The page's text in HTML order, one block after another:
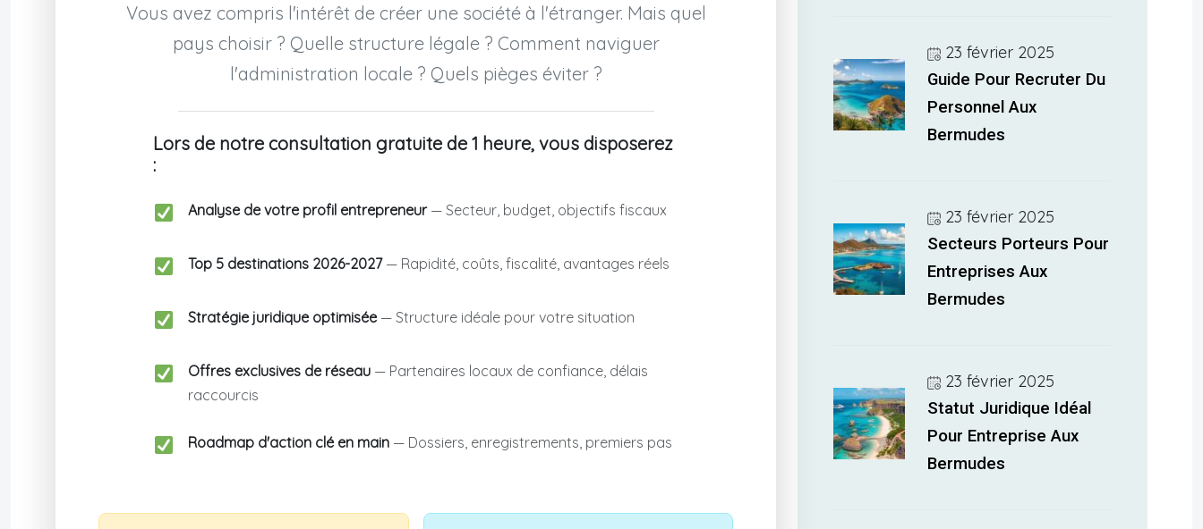
Vous avez compris l'intérêt de créer une société à l'étranger. Mais quel
pays choisir ? Quelle structure légale ? Comment naviguer
l'administration locale ? Quels pièges éviter ?
Lors de notre consultation gratuite de 1 heure, vous disposerez
:
Analyse de votre profil entrepreneur — Secteur, budget, objectifs fiscaux
Top 5 destinations 2026-2027 — Rapidité, coûts, fiscalité, avantages réels
Stratégie juridique optimisée — Structure idéale pour votre situation
Offres exclusives de réseau — Partenaires locaux de confiance, délais
raccourcis
Roadmap d'action clé en main — Dossiers, enregistrements, premiers pas
23 février 2025
Guide Pour Recruter Du
Personnel Aux
Bermudes
23 février 2025
Secteurs Porteurs Pour
Entreprises Aux
Bermudes
23 février 2025
Statut Juridique Idéal
Pour Entreprise Aux
Bermudes